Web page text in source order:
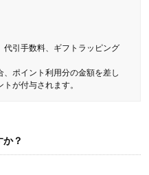
代引手数料、ギフトラッピング
、ポイント利用分の金額を差し
が付与されます。
？